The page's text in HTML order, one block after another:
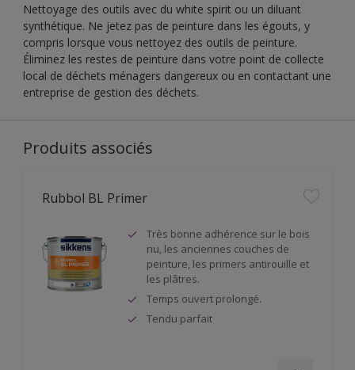
Nettoyage des outils avec du white spirit ou un diluant
synthétique. Ne jetez pas de peinture dans les égouts, y
compris lorsque vous nettoyez des outils de peinture.
Éliminez les restes de peinture dans votre point de collecte
local de déchets ménagers dangereux ou en contactant une
entreprise de gestion des déchets.
Produits associés
Rubbol BL Primer
Très bonne adhérence sur le bois
nu, les anciennes couches de
peinture, les primers antirouille et
les plâtres.
Temps ouvert prolongé.
Tendu parfait